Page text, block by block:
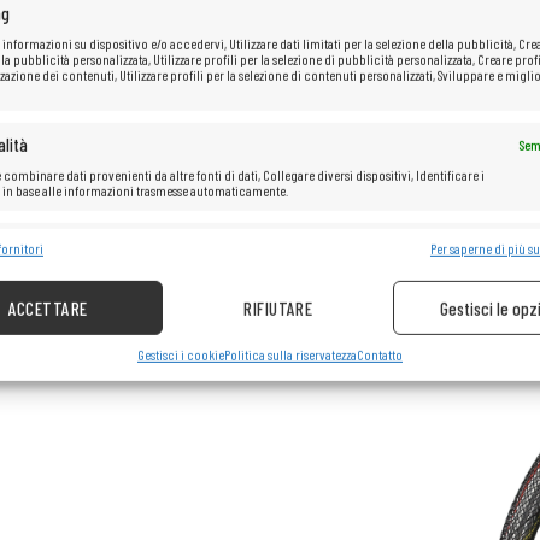
su dispositivo e/o accedervi, Utilizzare dati limitati per la selezione della pubblicità,
pubblicità personalizzata, Utilizzare profili per la selezione di pubblicità personalizzata, Creare
dei contenuti, Utilizzare profili per la selezione di contenuti personalizzati, Sviluppare e
combinare dati provenienti da altre fonti di dati, Collegare diversi dispositivi, Identificare i
base alle informazioni trasmesse automaticamente.
la sicurezza, prevenire e rilevare frodi, correggere errori, Erogare e
fornitori Per saperne di più
ACCETTARE RIFIUTARE Gestisci le
Gestisci i cookiePolitica sulla riservatezzaContatto